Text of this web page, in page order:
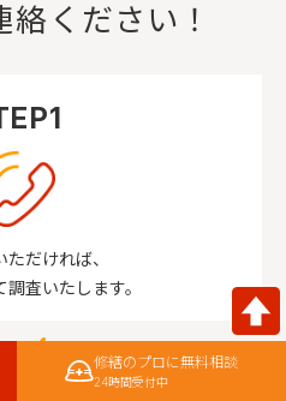
修繕のプロに無料相談
24時間受付中
ください！
だければ、
査いたします。